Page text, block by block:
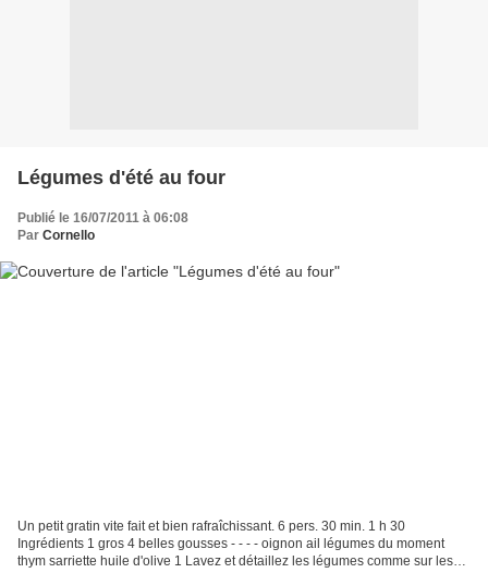
Légumes d'été au four
Publié le 16/07/2011 à 06:08
Par Cornello
Un petit gratin vite fait et bien rafraîchissant. 6 pers. 30 min. 1 h 30
Ingrédients 1 gros 4 belles gousses - - - - oignon ail légumes du moment
thym sarriette huile d'olive 1 Lavez et détaillez les légumes comme sur les